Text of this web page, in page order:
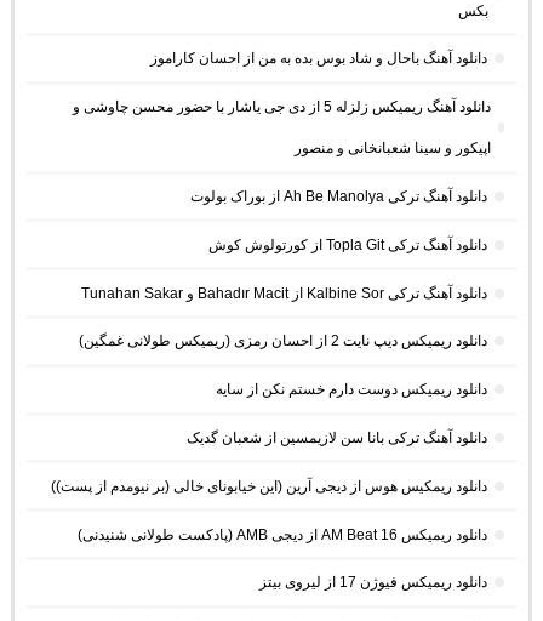
بکس
دانلود آهنگ باحال و شاد بوس بده به من از احسان کاراموز
دانلود آهنگ ریمیکس زلزله 5 از دی جی یاشار با حضور محسن چاوشی و
اپیکور و سینا شعبانخانی و منصور
دانلود آهنگ ترکی Ah Be Manolya از بوراک بولوت
دانلود آهنگ ترکی Topla Git از کورتولوش کوش
دانلود آهنگ ترکی Kalbine Sor از Bahadır Macit و Tunahan Sakar
دانلود ریمیکس دیپ نایت 2 از احسان رمزی (ریمیکس طولانی غمگین)
دانلود ریمیکس دوست دارم خستم نکن از سایه
دانلود آهنگ ترکی بانا سن لازیمسین از شعبان گدیک
دانلود ریمکیس هوس از دیجی آرین (این خیابونای خالی (بر نیومدم از پست))
دانلود ریمیکس AM Beat 16 از دیجی AMB (پادکست طولانی شنیدنی)
دانلود ریمیکس فیوژن 17 از لیروی بیتز